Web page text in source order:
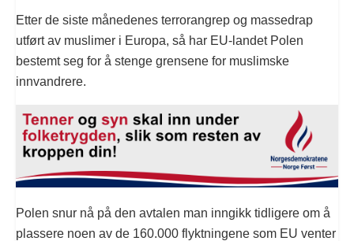
Etter de siste månedenes terrorangrep og massedrap
utført av muslimer i Europa, så har EU-landet Polen
bestemt seg for å stenge grensene for muslimske
innvandrere.
Polen snur nå på den avtalen man inngikk tidligere om å
plassere noen av de 160.000 flyktningene som EU venter